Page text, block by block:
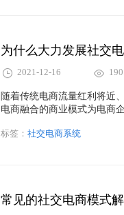
为什么大力发展社交
2021-12-16
随着传统电商流量红利将近
电商融合的商业模式为电商
躬身入局。自15年以来，我
标签： 社交电商系统
常见的社交电商模式